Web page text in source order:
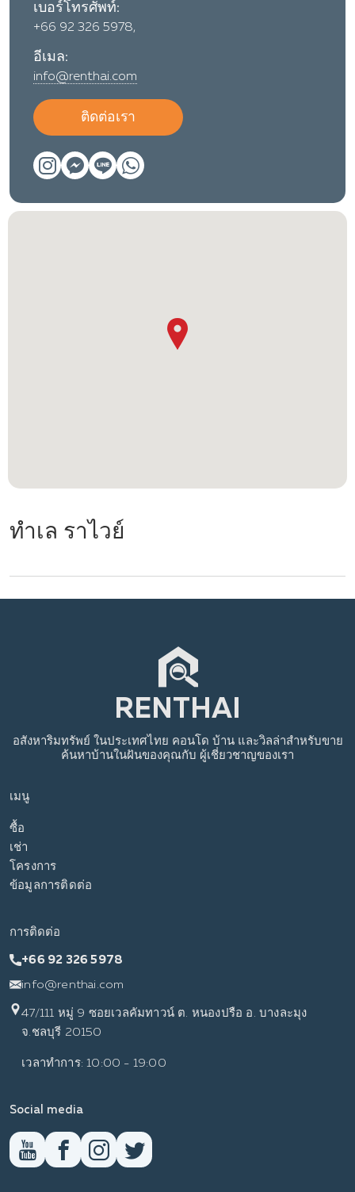
เบอร์โทรศัพท์:
+66 92 326 5978,
อีเมล:
info@renthai.com
ติดต่อเรา
ทำเล ราไวย์
เมนู
ซื้อ
เช่า
โครงการ
ข้อมูลการติดต่อ
อสังหาริมทรัพย์ ในประเทศไทย คอนโด บ้าน และวิลล่าสำหรับขาย
ค้นหาบ้านในฝันของคุณกับ ผู้เชี่ยวชาญของเรา
การติดต่อ
+66 92 326 5978
info@renthai.com
47/111 หมู่ 9 ซอยเวลคัมทาวน์ ต. หนองปรือ อ. บางละมุง
จ.ชลบุรี 20150
เวลาทำการ: 10:00 - 19:00
Social media